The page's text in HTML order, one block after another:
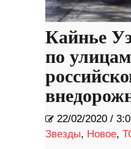
Кайнье
по
22/02/2020 /
Звезды, Новое,